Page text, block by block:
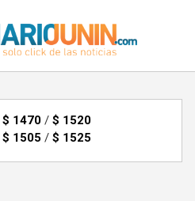
$ 1470/ $ 1520
$ 1505 / $ 1525